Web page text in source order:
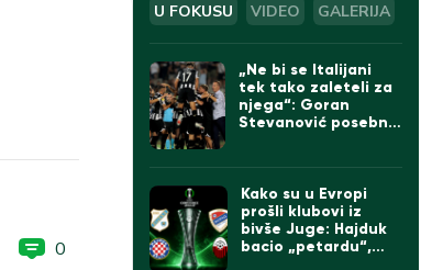
0
U FOKUSU VIDEO GALERIJA
„Ne bi se Italijani
tek tako zaleteli za
njega“: Goran
Stevanović posebno
Kako su u Evropi
prošli klubovi iz
bivše Juge: Hajduk
bacio „petardu“,